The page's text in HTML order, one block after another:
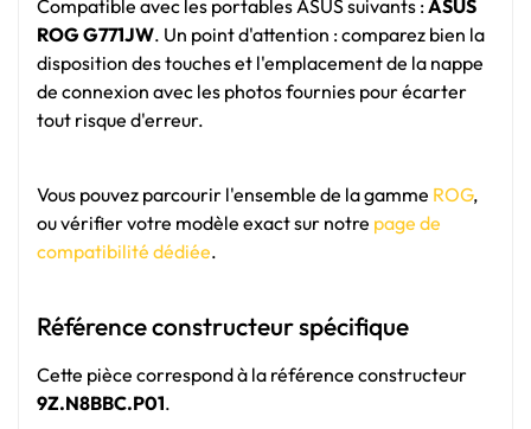
Compatible avec les portables ASUS suivants :ASUS
ROG G771JW. Un point d'attention : comparez bien la
disposition des touches et l'emplacement de la nappe
de connexion avec les photos fournies pour écarter
tout risque d'erreur.
Vous pouvez parcourir l'ensemble de la gamme ROG,
ou vérifier votre modèle exact sur notre page de
compatibilité dédiée.
Référence constructeur spécifique
Cette pièce correspond à la référence constructeur
9Z.N8BBC.P01.